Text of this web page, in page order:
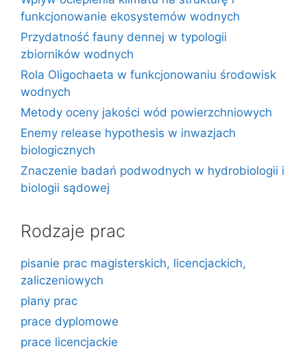
funkcjonowanie ekosystemów wodnych
Przydatność fauny dennej w typologii
zbiorników wodnych
Rola Oligochaeta w funkcjonowaniu środowisk
wodnych
Metody oceny jakości wód powierzchniowych
Enemy release hypothesis w inwazjach
biologicznych
Znaczenie badań podwodnych w hydrobiologii i
biologii sądowej
Rodzaje prac
pisanie prac magisterskich, licencjackich,
zaliczeniowych
plany prac
prace dyplomowe
prace licencjackie